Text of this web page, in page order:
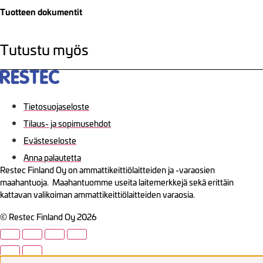
Tuotteen dokumentit
Tutustu myös
Tietosuojaseloste
Tilaus- ja sopimusehdot
Evästeseloste
Anna palautetta
Restec Finland Oy on ammattikeittiölaitteiden ja -varaosien
maahantuoja. Maahantuomme useita laitemerkkejä sekä erittäin
kattavan valikoiman ammattikeittiölaitteiden varaosia.
© Restec Finland Oy 2026